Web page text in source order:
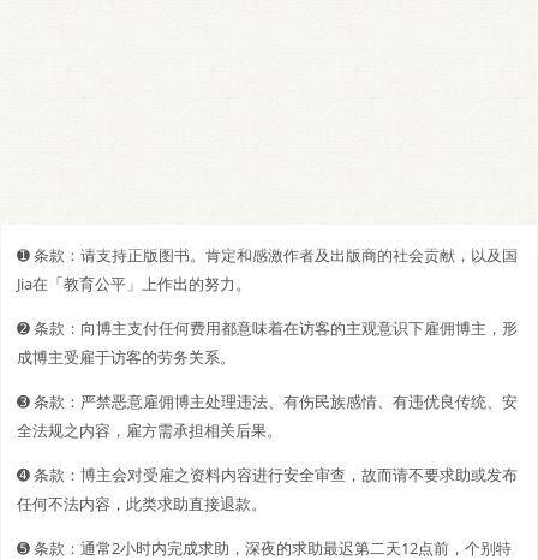
➊️ 条款：请支持正版图书。肯定和感激作者及出版商的社会贡献，以及国
Jia在「教育公平」上作出的努力。
➋️️ 条款：向博主支付任何费用都意味着在访客的主观意识下雇佣博主，形
成博主受雇于访客的劳务关系。
➌ 条款：严禁恶意雇佣博主处理违法、有伤民族感情、有违优良传统、安
全法规之内容，雇方需承担相关后果。
➍ 条款：博主会对受雇之资料内容进行安全审查，故而请不要求助或发布
任何不法内容，此类求助直接退款。
➎ 条款：通常2小时内完成求助，深夜的求助最迟第二天12点前，个别特